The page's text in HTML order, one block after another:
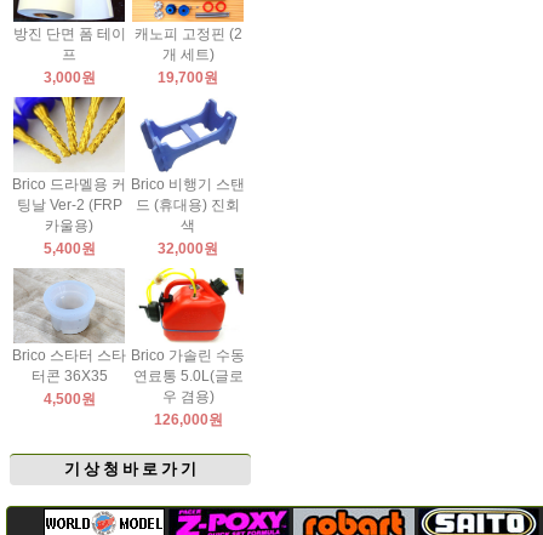
방진 단면 폼 테이
프
3,000원
캐노피 고정핀 (2
개 세트)
19,700원
Brico 드라멜용 커
팅날 Ver-2 (FRP
카울용)
5,400원
Brico 비행기 스탠
드 (휴대용) 진회
색
32,000원
Brico 스타터 스타
터콘 36X35
4,500원
Brico 가솔린 수동
연료통 5.0L(글로
우 겸용)
126,000원
기 상 청 바 로 가 기